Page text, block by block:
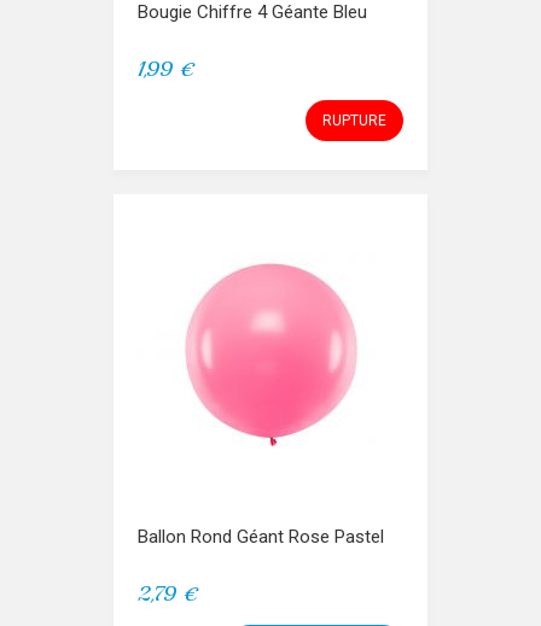
Bougie Chiffre 4 Géante Bleu
1,99 €
RUPTURE
Ballon Rond Géant Rose Pastel
2,79 €